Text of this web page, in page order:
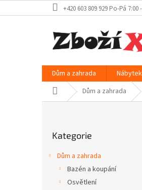
na
+420 603 809 929 Po-Pá 7:00
Dům a zahrada Nábytek
Domů Dům a zahrada
kategorie
Kategorie
Dům a zahrada
Bazén a koupání
Osvětlení